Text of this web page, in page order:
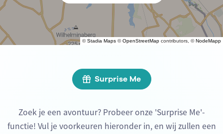
©Stadia Maps ©OpenStreetMap contributors, ©NodeMapp
Surprise Me
Zoek je een avontuur? Probeer onze 'Surprise Me'-
functie! Vul je voorkeuren hieronder in, en wij zullen een